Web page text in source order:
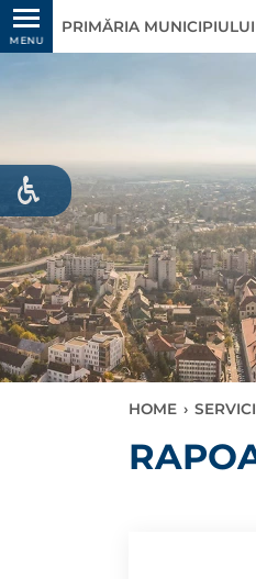
MENU
PRIMĂRIA MUNICIPIULUI
HOME ›